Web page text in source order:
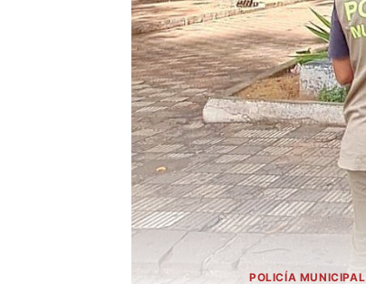
POLICÍA MUNICIPAL